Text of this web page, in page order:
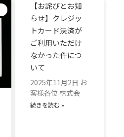
【お詫びとお知
らせ】クレジッ
トカード決済が
ご利用いただけ
なかった件につ
いて
2025年11月2日 お
客様各位 株式会
続きを読む »